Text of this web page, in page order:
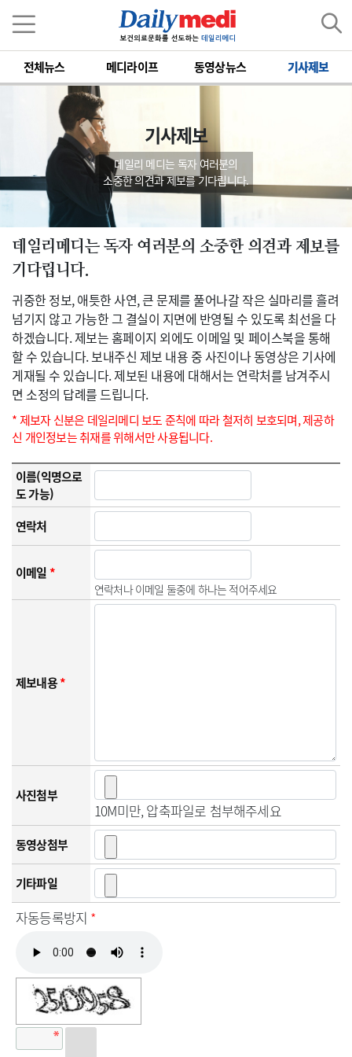
전체뉴스 메디라이프 동영상뉴스 기사제보
기사제보
데일리 메디는 독자 여러분의
소중한 의견과 제보를 기다립니다.
데일리메디는 독자 여러분의 소중한 의견과 제보를
기다립니다.
귀중한 정보, 애틋한 사연, 큰 문제를 풀어나갈 작은 실마리를 흘려
넘기지 않고 가능한 그 결실이 지면에 반영될 수 있도록 최선을 다
하겠습니다. 제보는 홈페이지 외에도 이메일 및 페이스북을 통해
할 수 있습니다. 보내주신 제보 내용 중 사진이나 동영상은 기사에
게재될 수 있습니다. 제보된 내용에 대해서는 연락처를 남겨주시
면 소정의 답례를 드립니다.
* 제보자 신분은 데일리메디 보도 준칙에 따라 철저히 보호되며, 제공하
신 개인정보는 취재를 위해서만 사용됩니다.
이름(익명으로
도 가능)
연락처
이메일*
연락처나 이메일 둘중에 하나는 적어주세요
제보내용*
사진첨부
10M미만, 압축파일로 첨부해주세요
동영상첨부
기타파일
자동등록방지 *